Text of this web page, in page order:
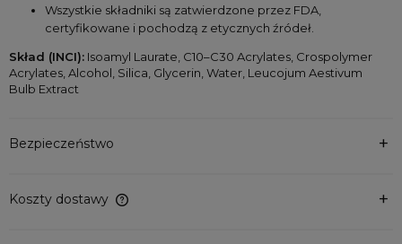
Wszystkie składniki są zatwierdzone przez FDA,
certyfikowane i pochodzą z etycznych źródeł.
Skład (INCI): Isoamyl Laurate, C10–C30 Acrylates, Crospolymer
Acrylates, Alcohol, Silica, Glycerin, Water, Leucojum Aestivum
Bulb Extract
Bezpieczeństwo
Koszty dostawy
Cena nie zawiera ewentualnych kosztów płatności